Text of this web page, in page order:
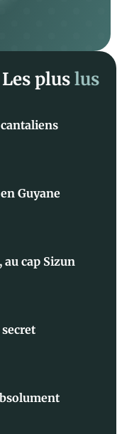
Les pluslus
Guyane
au cap Sizun